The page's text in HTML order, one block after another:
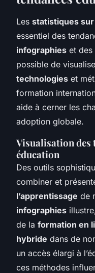
Les statistiques sur
essentiel des
infographies et des
possible de
technologies et
formation
aide à cerner les
adoption globale.
Visualisation des
éducation
Des outils
combiner et
l’apprentissage de
infographies
de la formation en
hybride dans de
un accès élargi à
ces méthodes